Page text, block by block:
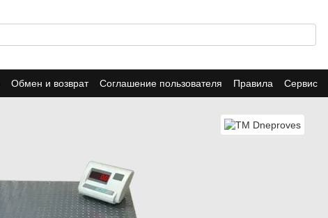
Обмен и возврат Соглашение пользователя Правила Сервис